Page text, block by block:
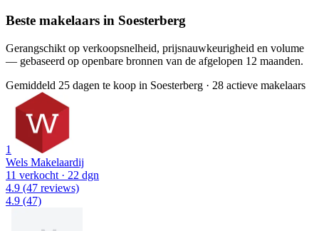
Beste makelaars in Soesterberg
Gerangschikt op verkoopsnelheid, prijsnauwkeurigheid en volume
— gebaseerd op openbare bronnen van de afgelopen 12 maanden.
Gemiddeld 25 dagen te koop in Soesterberg · 28 actieve makelaars
1
Wels Makelaardij
11 verkocht· 22 dgn
4.9 (47 reviews)
4.9 (47)